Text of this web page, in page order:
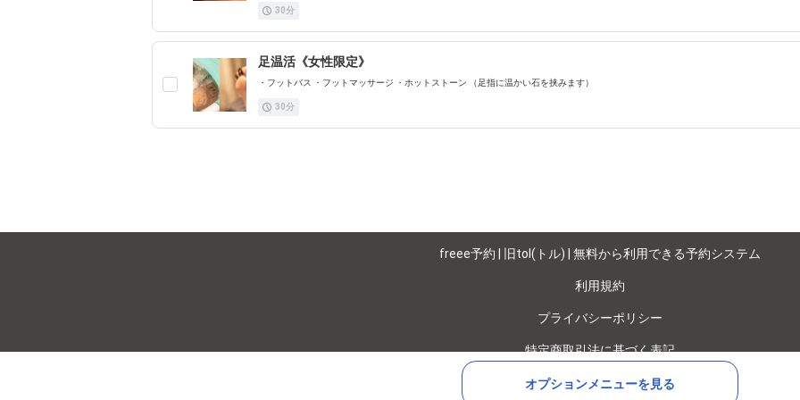
30分
足温活《女性限定》
・フットバス ・フットマッサージ ・ホットストーン （足指に温かい石を挟みます）
30分
オプションメニューを見る
freee予約 | 旧tol(トル) | 無料から利用できる予約システム
利用規約
プライバシーポリシー
特定商取引法に基づく表記
Copyright © 2012-2025 freee K.K.